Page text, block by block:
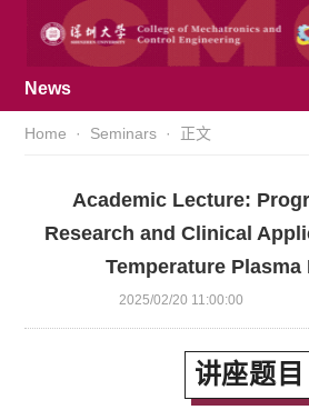
News
Home · Seminars · 正文
Academic Lecture:
Research and Clinical
Temperature Plasma
2025/02/20 11:00:00
讲座题目